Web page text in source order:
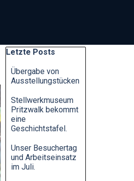
Block überspringen Letzte Posts
Letzte Posts
Übergabe von
Ausstellungstücken
Stellwerkmuseum
Pritzwalk bekommt
eine
Geschichtstafel.
Unser Besuchertag
und Arbeitseinsatz
im Juli.